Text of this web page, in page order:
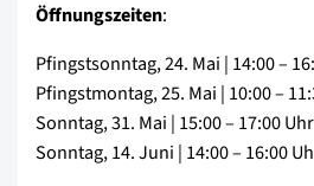
Öffnungszeiten:
Pfingstsonntag, 24. Mai | 14:00 –
Pfingstmontag, 25. Mai | 10:00 –
Sonntag, 31. Mai | 15:00 – 17:00 Uhr
Sonntag, 14. Juni | 14:00 – 16:00